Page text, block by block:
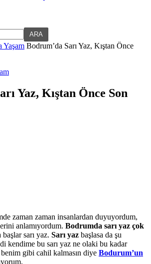
Yaşam Bodrum’da Sarı Yaz, Kıştan Önce
Yaz, Kıştan Önce Son
zaman zaman insanlardan duyuyordum,
anlamıyordum. Bodrumda sarı yaz çok
sarı yaz. Sarı yaz başlasa da şu
kendime bu sarı yaz ne olaki bu kadar
gibi cahil kalmasın diye Bodurum’un